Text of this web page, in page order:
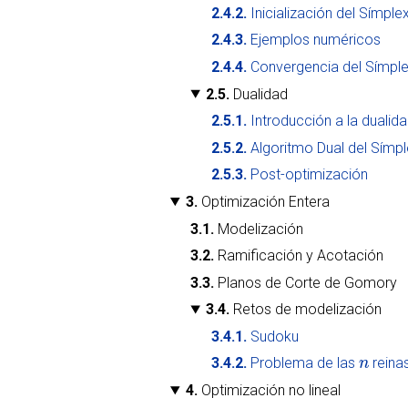
Inicialización del
Ejemplos numéricos
Convergencia del
Dualidad
Introducción a la
Algoritmo Dual del
Post-optimización
Optimización Entera
Modelización
Ramificación y Acotación
Planos de Corte de Gomory
Retos de modelización
Sudoku
Problema de las
Optimización no lineal